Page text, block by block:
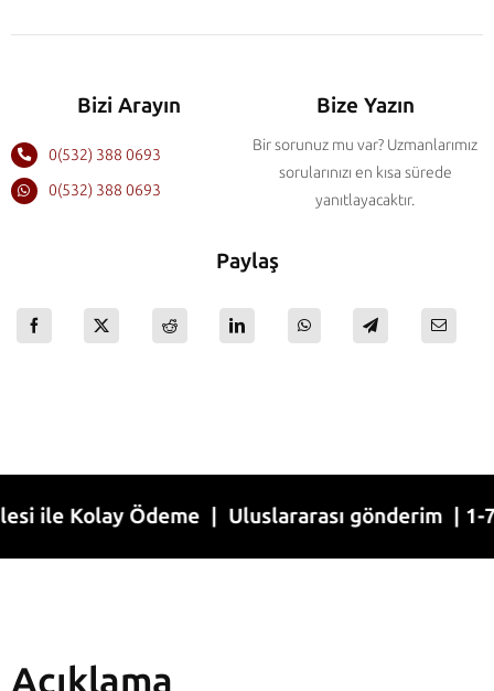
Bizi Arayın
0(532) 388 0693
0(532) 388 0693
Bize Yazın
Bir sorunuz mu var? Uzmanlarımız
sorularınızı en kısa sürede
yanıtlayacaktır.
Paylaş
Ödeme | Uluslararası gönderim | 1-7 İş
Açıklama